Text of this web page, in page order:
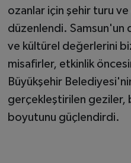
ozanlar için şehir turu
düzenlendi. Samsun'un
ve kültürel değerlerini
misafirler, etkinlik
Büyükşehir
gerçekleştirilen geziler,
boyutunu güçlendirdi.